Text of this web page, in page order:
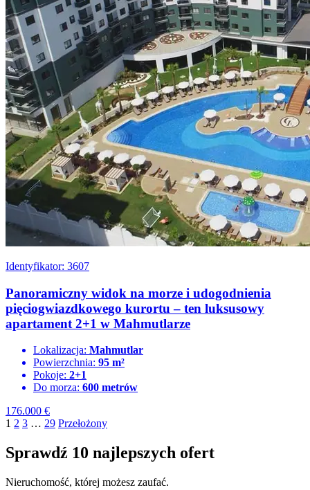
Identyfikator: 3607
Panoramiczny widok na morze i udogodnienia
pięciogwiazdkowego kurortu – ten luksusowy
apartament 2+1 w Mahmutlarze
Lokalizacja: Mahmutlar
Powierzchnia: 95 m²
Pokoje: 2+1
Do morza: 600 metrów
176.000 €
1 2 3 … 29 Przełożony
Sprawdź 10 najlepszych ofert
Nieruchomość, której możesz zaufać.